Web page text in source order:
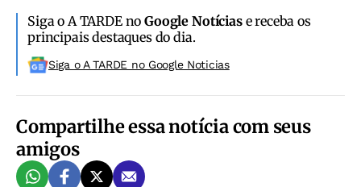
Siga o A TARDE noGoogle Notíciase receba os
principais destaques do dia.
Siga o A TARDE no Google Noticias
Compartilhe essa notícia com seus
amigos